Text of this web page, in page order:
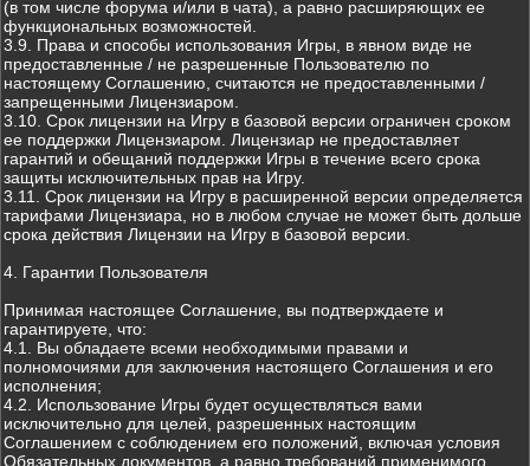
(в том числе форума и/или в чата), а равно расширяющих ее
функциональных возможностей.
3.9. Права и способы использования Игры, в явном виде не
предоставленные / не разрешенные Пользователю по
настоящему Соглашению, считаются не предоставленными /
запрещенными Лицензиаром.
3.10. Срок лицензии на Игру в базовой версии ограничен сроком
ее поддержки Лицензиаром. Лицензиар не предоставляет
гарантий и обещаний поддержки Игры в течение всего срока
защиты исключительных прав на Игру.
3.11. Срок лицензии на Игру в расширенной версии определяется
тарифами Лицензиара, но в любом случае не может быть дольше
срока действия Лицензии на Игру в базовой версии.
4. Гарантии Пользователя
Принимая настоящее Соглашение, вы подтверждаете и
гарантируете, что:
4.1. Вы обладаете всеми необходимыми правами и
полномочиями для заключения настоящего Соглашения и его
исполнения;
4.2. Использование Игры будет осуществляться вами
исключительно для целей, разрешенных настоящим
Соглашением с соблюдением его положений, включая условия
Обязательных документов, а равно требований применимого